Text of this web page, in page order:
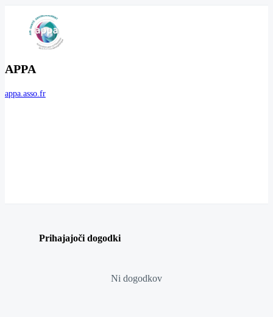
APPA
appa.asso.fr
Prihajajoči dogodki
Ni dogodkov